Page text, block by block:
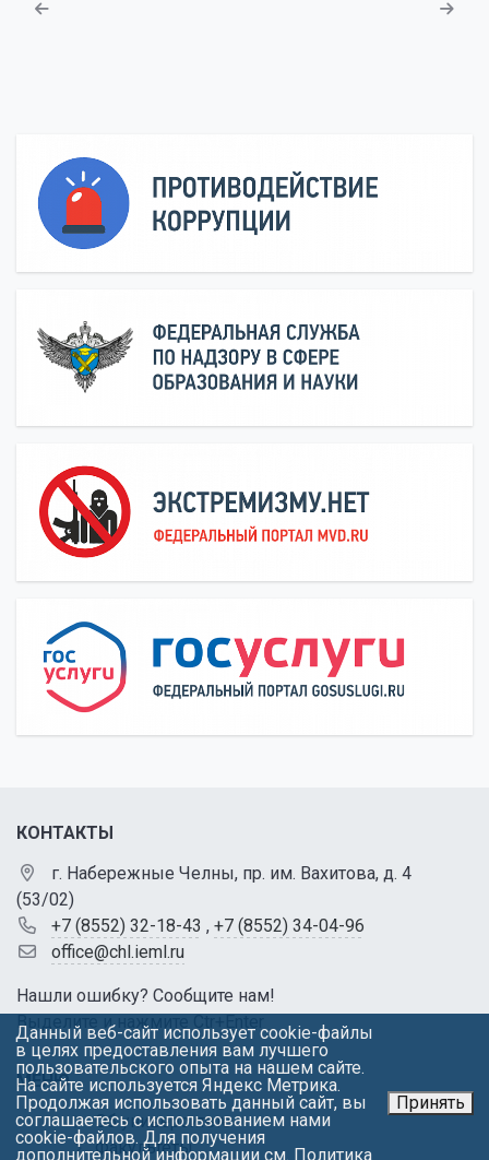
КОНТАКТЫ
г. Набережные Челны, пр. им. Вахитова, д. 4
(53/02)
+7 (8552) 32-18-43 , +7 (8552) 34-04-96
office@chl.ieml.ru
Нашли ошибку? Сообщите нам!
Выделите и нажмите Ctr+Enter
МЕНЮ
Об университете
Факультеты
Данный веб-сайт использует cookie-файлы
в целях предоставления вам лучшего
пользовательского опыта на нашем сайте.
На сайте используется Яндекс Метрика.
Продолжая использовать данный сайт, вы
соглашаетесь с использованием нами
cookie-файлов. Для получения
дополнительной информации см. Политика
Принять